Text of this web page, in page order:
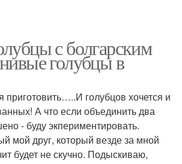
с болгарским
голубцы в
приготовить…..И голубцов хочется и
А что если объединить два
- буду экпериментировать.
мой друг, который везде за мной
будет не скучно. Подыскиваю,